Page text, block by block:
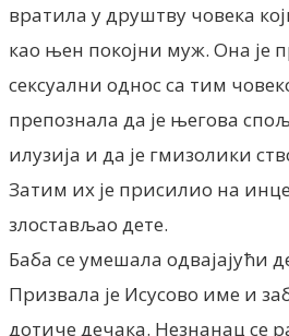
вратила у друштву човека
као њен покојни муж. Она је
сексуални однос са тим
препознала да је његова
илузија и да је гмизолики
Затим их је присилио на
злостављао дете.
Баба се умешала одвајајући
Призвала је Исусово име и
дотиче дечака. Незнанац се